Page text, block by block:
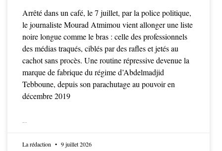
Arrêté dans un café, le 7 juillet, par la police politique,
le journaliste Mourad Atmimou vient allonger une liste
noire longue comme le bras : celle des professionnels
des médias traqués, ciblés par des rafles et jetés au
cachot sans procès. Une routine répressive devenue la
marque de fabrique du régime d’Abdelmadjid
Tebboune, depuis son parachutage au pouvoir en
décembre 2019
La rédaction 9 juillet 2026